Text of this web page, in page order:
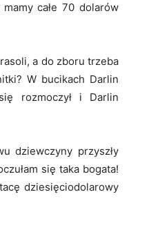
całe 70 dolarów
a do zboru trzeba
W bucikach Darlin
rozmoczył i Darlin
dziewczyny przyszły
się taka bogata!
dziesięciodolarowy